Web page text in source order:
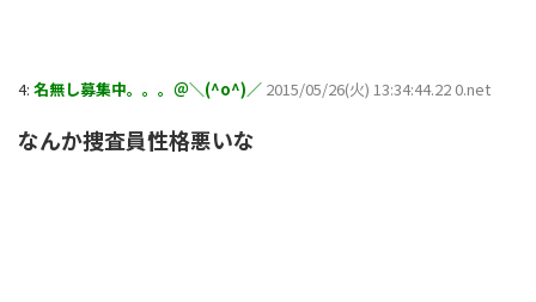
4: 名無し募集中。。。＠＼(^o^)／ 2015/05/26(火) 13:34:44.22 0.net
なんか捜査員性格悪いな